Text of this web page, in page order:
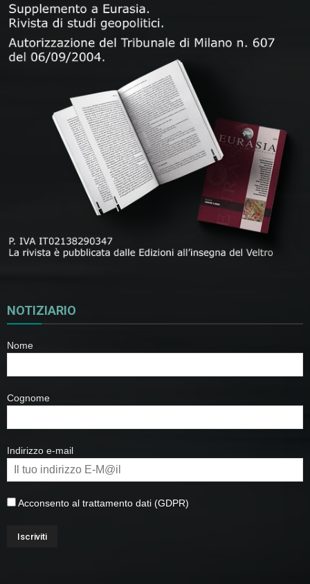
NOTIZIARIO
Nome
Cognome
Indirizzo e-mail
Acconsento al trattamento dati (GDPR)